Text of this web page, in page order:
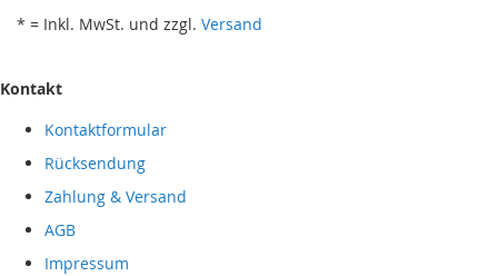
* = Inkl. MwSt. und zzgl. Versand
Kontakt
Kontaktformular
Rücksendung
Zahlung & Versand
AGB
Impressum